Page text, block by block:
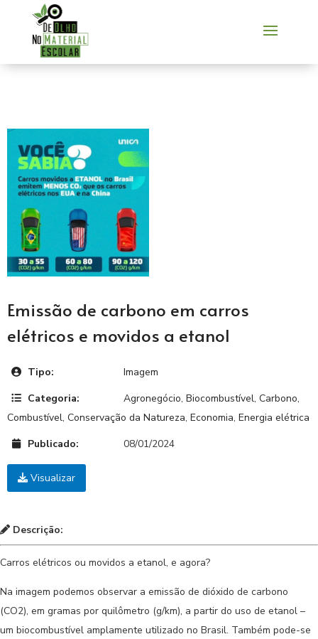
Emissão de carbono em carros
elétricos e movidos a etanol
Tipo:
Imagem
Categoria:
Agronegócio, Biocombustível, Carbono,
Combustível, Conservação da Natureza, Economia, Energia elétrica
Publicado:
08/01/2024
Visualizar
Descrição:
Carros elétricos ou movidos a etanol, e agora?
Na imagem podemos observar a emissão de dióxido de carbono
(CO2), em gramas por quilômetro (g/km), a partir do uso de etanol –
um biocombustível amplamente utilizado no Brasil. Também pode-se